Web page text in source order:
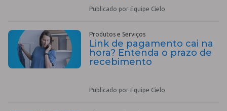
Publicado por Equipe Cielo
Produtos e Serviços
Link de pagamento cai na
hora? Entenda o prazo de
recebimento
Publicado por Equipe Cielo